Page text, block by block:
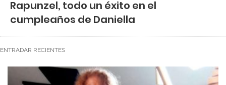
Rapunzel, todo un éxito en el
cumpleaños de Daniella
ENTRADAR RECIENTES